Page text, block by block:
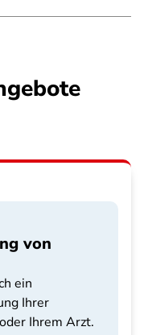
von
ein
Ihrer
Ihrem Arzt.